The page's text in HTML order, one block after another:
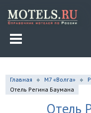
Главная М7 «Волга»
Отель Регина Баумана
Отель